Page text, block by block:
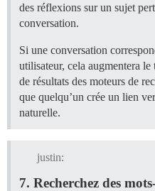
des réflexions sur un sujet
conversation.
Si une conversation
utilisateur, cela augmentera
de résultats des moteurs de
que quelqu’un crée un lien
naturelle.
justin:
7. Recherchez des